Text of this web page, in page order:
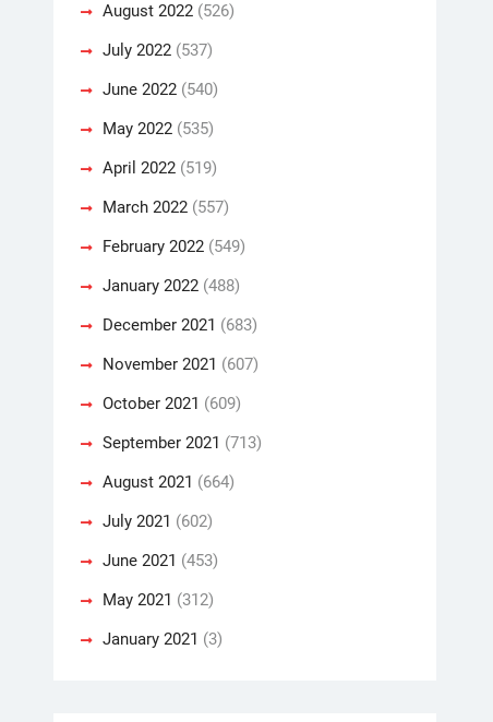
August 2022 (526)
July 2022 (537)
June 2022 (540)
May 2022 (535)
April 2022 (519)
March 2022 (557)
February 2022 (549)
January 2022 (488)
December 2021 (683)
November 2021 (607)
October 2021 (609)
September 2021 (713)
August 2021 (664)
July 2021 (602)
June 2021 (453)
May 2021 (312)
January 2021 (3)